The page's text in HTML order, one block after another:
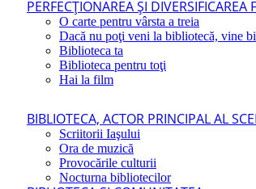
PERFECŢIONAREA ŞI
O carte pentru vârsta a treia
Dacă nu poţi veni la bibliotecă, vine
Biblioteca ta
Biblioteca pentru toţi
Hai la film
BIBLIOTECA, ACTOR PRINCIPAL AL
Scriitorii Iaşului
Ora de muzică
Provocările culturii
Nocturna bibliotecilor